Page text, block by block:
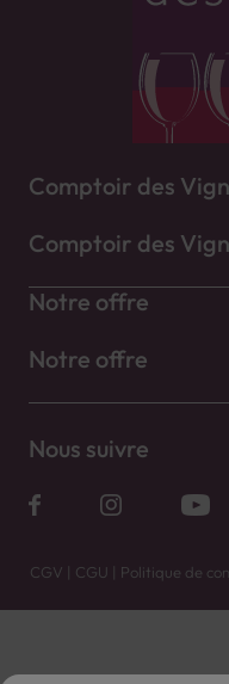
Comptoir des
Comptoir des
Notre offre
Notre offre
Nous suivre
CGV | CGU | Politique de
Vente uniquement en caves.